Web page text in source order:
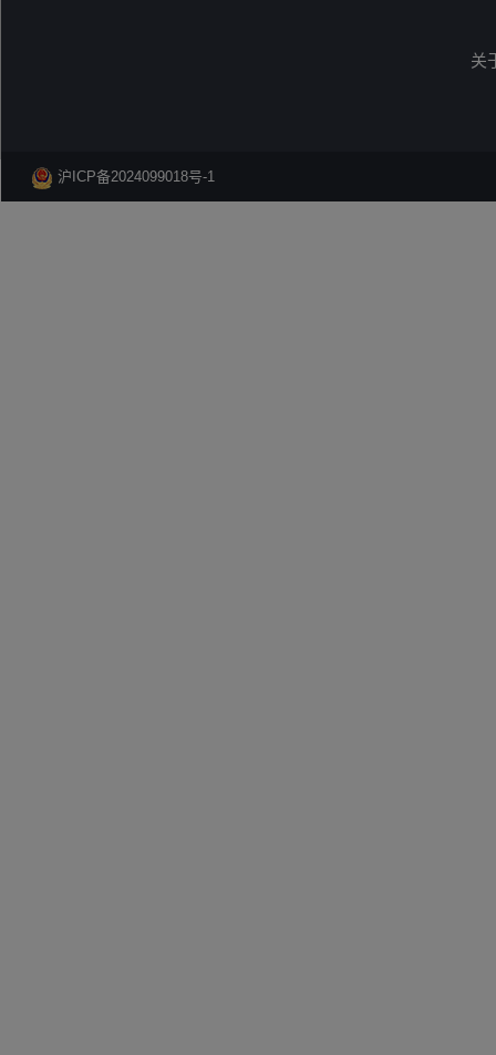
关
沪ICP备2024099018号-1